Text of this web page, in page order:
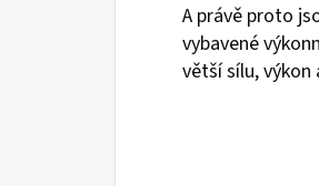
A právě proto
vybavené
větší sílu, výkon